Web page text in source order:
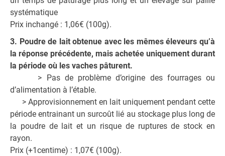
systématique
Prix inchangé : 1,06€ (100g).
3. Poudre de lait obtenue avec les mêmes éleveurs qu’à
la réponse précédente, mais achetée uniquement durant
la période où les vaches pâturent.
> Pas de problème d’origine des fourrages ou
d’alimentation à l’étable.
> Approvisionnement en lait uniquement pendant cette
période entrainant un surcoût lié au stockage plus long de
la poudre de lait et un risque de ruptures de stock en
rayon.
Prix (+1centime) : 1,07€ (100g).